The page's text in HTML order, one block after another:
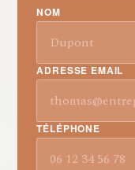
NOM
ADRESSE EMAIL
TÉLÉPHONE